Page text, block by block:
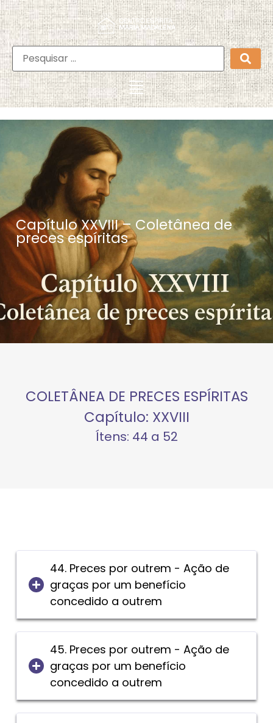
Capítulo XXVIII – Coletânea de
preces espíritas
COLETÂNEA DE PRECES ESPÍRITAS
Capítulo: XXVIII
Ítens: 44 a 52
44. Preces por outrem - Ação de
graças por um benefício
concedido a outrem
45. Preces por outrem - Ação de
graças por um benefício
concedido a outrem